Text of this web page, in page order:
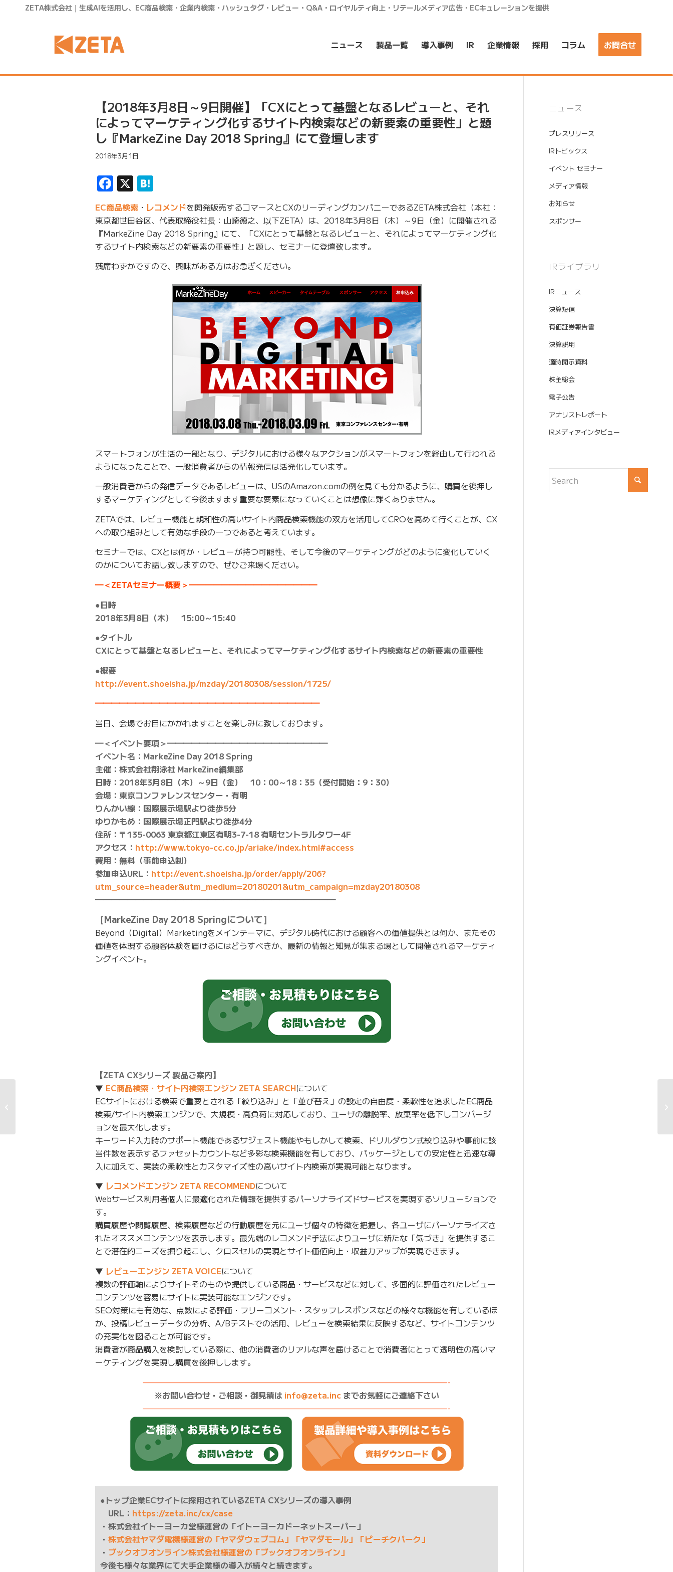
ZETA株式会社｜生成AIを活用し、EC商品検索・企業内検索・ハッシュタグ・レビュー・Q&A・ロイヤルティ向上・リテールメディア広告・ECキュレーションを提供
ニュース 製品一覧 導入事例 IR 企業情報 採用 コラム お問合せ
【2018年3月8日～9日開催】「CXにとって基盤となるレビューと、それ
によってマーケティング化するサイト内検索などの新要素の重要性」と題
し『MarkeZine Day 2018 Spring』にて登壇します
2018年3月1日
Facebook
X
EC商品検索 ・ レコメンドを開発販売するコマースとCXのリーディングカンパニーであるZETA株式会社（本社：
東京都世田谷区、代表取締役社長：山崎徳之、以下ZETA）は、2018年3月8日（木）～9日（金）に開催される
『MarkeZine Day 2018 Spring』にて、「CXにとって基盤となるレビューと、それによってマーケティング化
するサイト内検索などの新要素の重要性」と題し、セミナーに登壇致します。
残席わずかですので、興味がある方はお急ぎください。
スマートフォンが生活の一部となり、デジタルにおける様々なアクションがスマートフォンを経由して行われる
ようになったことで、一般消費者からの情報発信は活発化しています。
一般消費者からの発信データであるレビューは、USのAmazon.comの例を見ても分かるように、購買を後押し
するマーケティングとして今後ますます重要な要素になっていくことは想像に難くありません。
ZETAでは、レビュー機能と親和性の高いサイト内商品検索機能の双方を活用してCROを高めて行くことが、CX
への取り組みとして有効な手段の一つであると考えています。
セミナーでは、CXとは何か・レビューが持つ可能性、そして今後のマーケティングがどのように変化していく
のかについてお話し致しますので、ぜひご来場ください。
━＜ZETAセミナー概要＞━━━━━━━━━━━━━━━━
●日時
2018年3月8日（木） 15:00～15:40
●タイトル
CXにとって基盤となるレビューと、それによってマーケティング化するサイト内検索などの新要素の重要性
●概要
http://event.shoeisha.jp/mzday/20180308/session/1725/
━━━━━━━━━━━━━━━━━━━━━━━━━━━━
当日、会場でお目にかかれますことを楽しみに致しております。
━＜イベント要項＞━━━━━━━━━━━━━━━━━━━━
イベント名：MarkeZine Day 2018 Spring
主催：株式会社翔泳社 MarkeZine編集部
日時：2018年3月8日（木）～9日（金） 10：00～18：35（受付開始：9：30）
会場：東京コンファレンスセンター・有明
りんかい線：国際展示場駅より徒歩5分
ゆりかもめ：国際展示場正門駅より徒歩4分
住所：〒135-0063 東京都江東区有明3-7-18 有明セントラルタワー4F
アクセス： http://www.tokyo-cc.co.jp/ariake/index.html#access
費用：無料（事前申込制）
参加申込URL： http://event.shoeisha.jp/order/apply/206?
utm_source=header&utm_medium=20180201&utm_campaign=mzday20180308
━━━━━━━━━━━━━━━━━━━━━━━━━━━━━━
［MarkeZine Day 2018 Springについて］
Beyond（Digital）Marketingをメインテーマに、デジタル時代における顧客への価値提供とは何か、またその
価値を体現する顧客体験を届けるにはどうすべきか、最新の情報と知見が集まる場として開催されるマーケティ
ングイベント。
【ZETA CXシリーズ 製品ご案内】
▼ EC商品検索・サイト内検索エンジン ZETA SEARCHについて
ECサイトにおける検索で重要とされる「絞り込み」と「並び替え」の設定の自由度・柔軟性を追求したEC商品
検索/サイト内検索エンジンで、大規模・高負荷に対応しており、ユーザの離脱率、放棄率を低下しコンバージ
ョンを最大化します。
キーワード入力時のサポート機能であるサジェスト機能やもしかして検索、ドリルダウン式絞り込みや事前に該
当件数を表示するファセットカウントなど多彩な検索機能を有しており、パッケージとしての安定性と迅速な導
入に加えて、実装の柔軟性とカスタマイズ性の高いサイト内検索が実現可能となります。
▼ レコメンドエンジン ZETA RECOMMENDについて
Webサービス利用者個人に最適化された情報を提供するパーソナライズドサービスを実現するソリューションで
す。
購買履歴や閲覧履歴、検索履歴などの行動履歴を元にユーザ個々の特徴を把握し、各ユーザにパーソナライズさ
れたオススメコンテンツを表示します。最先端のレコメンド手法によりユーザに新たな「気づき」を提供するこ
とで潜在的ニーズを掘り起こし、クロスセルの実現とサイト価値向上・収益力アップが実現できます。
▼ レビューエンジン ZETA VOICEについて
複数の評価軸によりサイトそのものや提供している商品・サービスなどに対して、多面的に評価されたレビュー
コンテンツを容易にサイトに実装可能なエンジンです。
SEO対策にも有効な、点数による評価・フリーコメント・スタッフレスポンスなどの様々な機能を有しているほ
か、投稿レビューデータの分析、A/Bテストでの活用、レビューを検索結果に反映するなど、サイトコンテンツ
の充実化を図ることが可能です。
消費者が商品購入を検討している際に、他の消費者のリアルな声を届けることで消費者にとって透明性の高いマ
ーケティングを実現し購買を後押しします。
——————————————————————————————————————-
※お問い合わせ・ご相談・御見積は info@zeta.inc までお気軽にご連絡下さい
——————————————————————————————————————-
●トップ企業ECサイトに採用されているZETA CXシリーズの導入事例
URL： https://zeta.inc/cx/case
・株式会社イトーヨーカ堂様運営の「イトーヨーカドーネットスーパー」
・ 株式会社ヤマダ電機様運営の「ヤマダウェブコム」「ヤマダモール」「ピーチクパーク」
・ ブックオフオンライン株式会社様運営の「ブックオフオンライン」
今後も様々な業界にて大手企業様の導入が続々と続きます。
ニュース
プレスリリース
IRトピックス
イベント セミナー
メディア情報
お知らせ
スポンサー
IRライブラリ
IRニュース
決算短信
有価証券報告書
決算説明
適時開示資料
株主総会
電子公告
アナリストレポート
IRメディアインタビュー